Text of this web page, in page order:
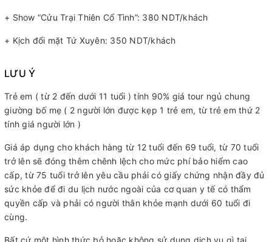
+ Show “Cửu Trại Thiên Cổ Tình”: 380 NDT/khách
+ Kịch đổi mặt Tứ Xuyên: 350 NDT/khách
LƯU Ý
Trẻ em ( từ 2 đến dưới 11 tuổi ) tính 90% giá tour ngủ chung
giường bố mẹ ( 2 người lớn được kẹp 1 trẻ em, từ trẻ em thứ 2
tính giá người lớn )
Giá áp dụng cho khách hàng từ 12 tuổi đến 69 tuổi, từ 70 tuổi
trở lên sẽ đóng thêm chênh lệch cho mức phí bảo hiểm cao
cấp, từ 75 tuổi trở lên yêu cầu phải có giấy chứng nhận đầy đủ
sức khỏe để đi du lịch nước ngoài của cơ quan y tế có thẩm
quyền cấp và phải có người thân khỏe mạnh dưới 60 tuổi đi
cùng.
Bất cứ một hình thức bỏ hoặc không sử dụng dịch vụ gì tại